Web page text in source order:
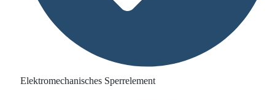
Elektromechanisches Sperrelement